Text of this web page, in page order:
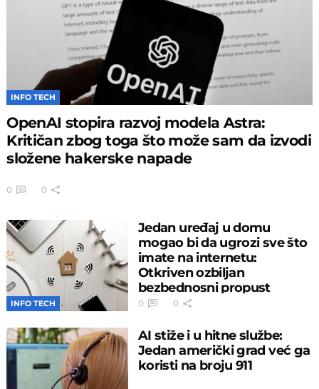
INFO TECH
OpenAI stopira razvoj modela Astra:
Kritičan zbog toga što može sam da izvodi
složene hakerske napade
0 0
INFO TECH
Jedan uređaj u domu
mogao bi da ugrozi sve što
imate na internetu:
Otkriven ozbiljan
bezbednosni propust
0 0
AI stiže i u hitne službe:
Jedan američki grad već ga
koristi na broju 911